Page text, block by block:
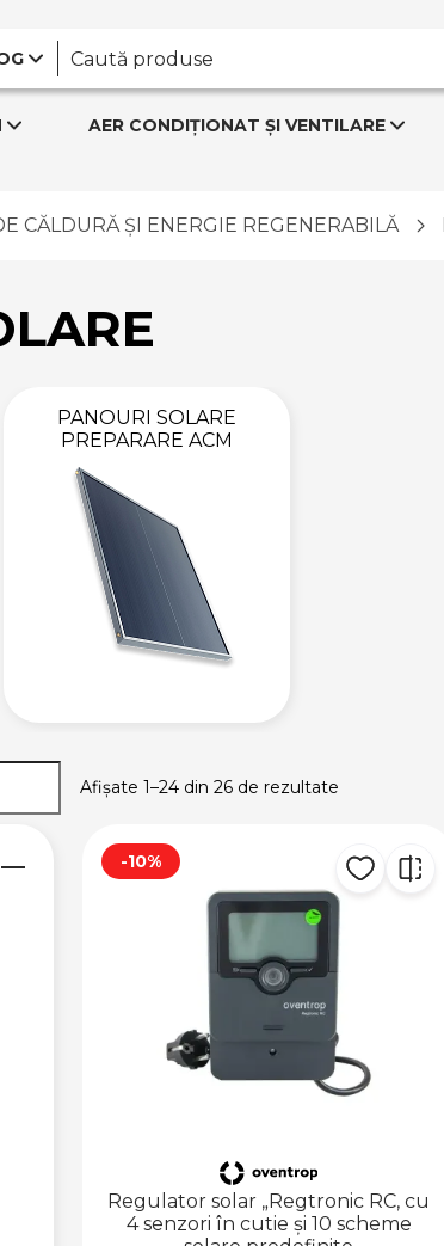
AER CONDIȚIONAT ȘI VENTILARE
CĂLDURĂ ȘI ENERGIE REGENERABILĂ
PANOURI SOLARE
PREPARARE ACM
Afișate 1–24 din 26 de rezultate
-10%
Regulator solar „Regtronic RC, cu
4 senzori în cutie și 10 scheme